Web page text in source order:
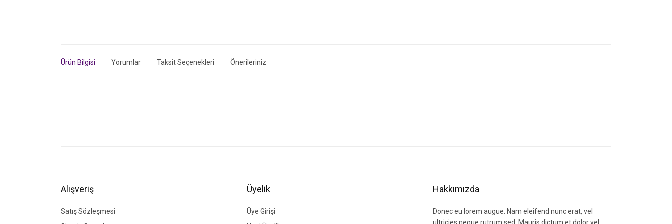
Ürün Bilgisi Yorumlar Taksit Seçenekleri Önerileriniz
Ürün fiyatı diğer sitelerden daha pahalı.
Bu ürüne benzer farklı alternatifler olmalı.
Alışveriş
Satış Sözleşmesi
Üyelik
Üye Girişi
Hakkımızda
Donec eu lorem augue. Nam eleifend nunc erat, vel